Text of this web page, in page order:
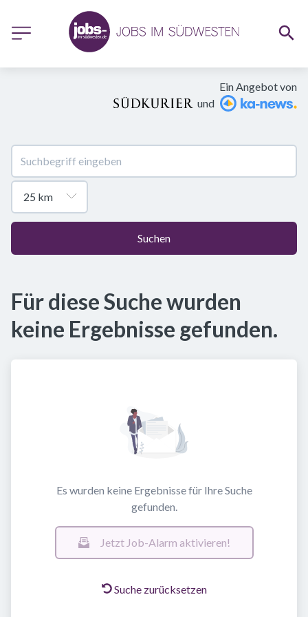
Ein Angebot von
und
Suchen
Für diese Suche wurden
keine Ergebnisse gefunden.
Es wurden keine Ergebnisse für Ihre Suche
gefunden.
Jetzt Job-Alarm aktivieren!
Suche zurücksetzen